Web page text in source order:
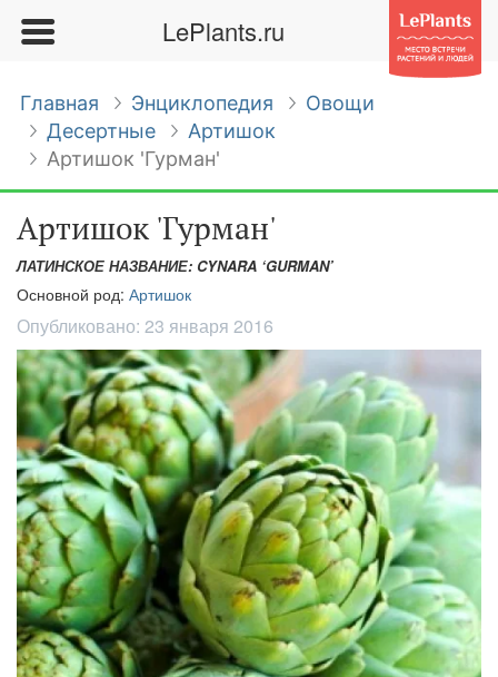
LePlants.ru
Главная Энциклопедия
Овощи
Десертные
Артишок
Артишок 'Гурман'
Артишок 'Гурман'
ЛАТИНСКОЕ НАЗВАНИЕ: CYNARA ‘GURMAN’
Основной род: Артишок
Опубликовано: 23 января 2016